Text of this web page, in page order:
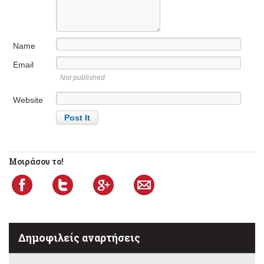
Name
Email
Not published
Website
Μοιράσου το!
Δημοφιλείς αναρτήσεις